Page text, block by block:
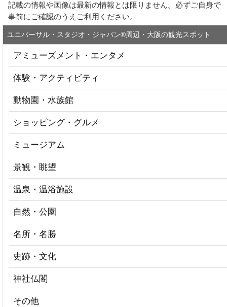
記載の情報や画像は最新の情報とは限りません。必ずご自身で
事前にご確認のうえご利用ください。
ユニバーサル・スタジオ・ジャパン®周辺・大阪の観光スポット
アミューズメント・エンタメ
体験・アクティビティ
動物園・水族館
ショッピング・グルメ
ミュージアム
景観・眺望
温泉・温浴施設
自然・公園
名所・名勝
史跡・文化
神社仏閣
その他